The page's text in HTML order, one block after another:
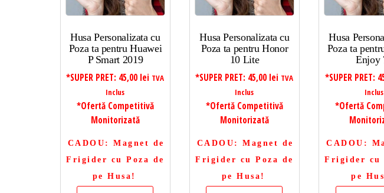
Husa Personalizata cu
Poza ta pentru Huawei
P Smart 2019
*SUPER PRET: 45,00 lei TVA
Inclus
*Ofertă Competitivă
Monitorizată
CADOU : Magnet de
Frigider cu Poza de
pe Husa!
Husa Personalizata cu
Poza ta pentru Honor
10 Lite
*SUPER PRET: 45,00 lei TVA
Inclus
*Ofertă Competitivă
Monitorizată
CADOU : Magnet de
Frigider cu Poza de
pe Husa!
Husa
Poza ta
Enjoy
*SUPER PRET:
Inclus
*Ofertă
CADOU :
Frigider cu
pe